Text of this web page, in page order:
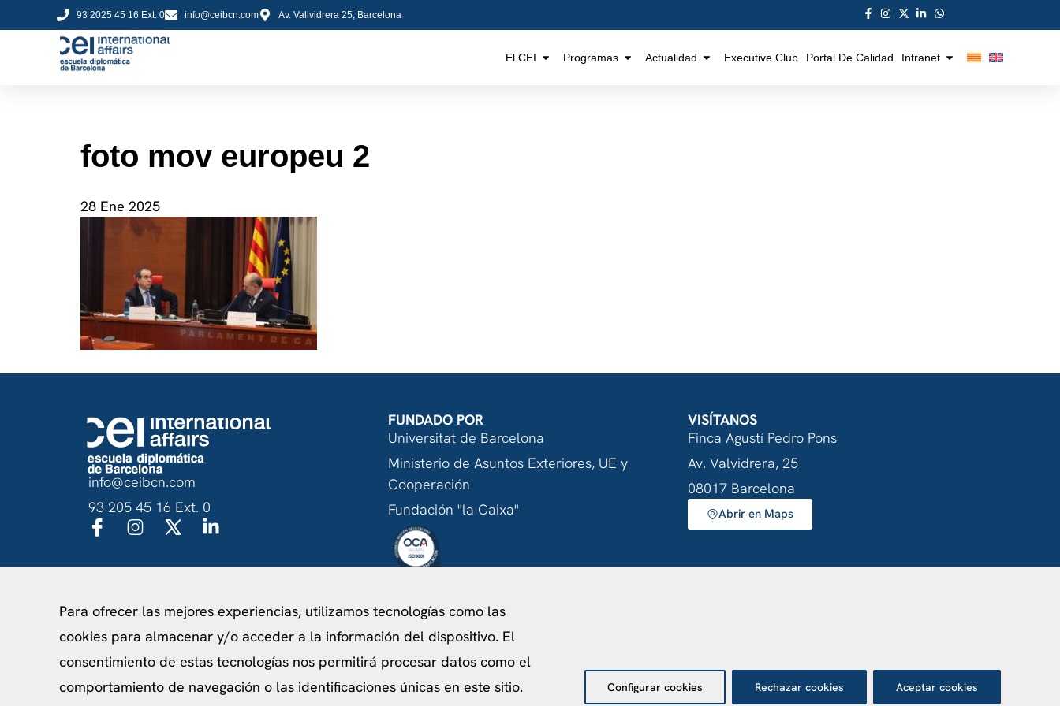
93 2025 45 16 Ext. 0 info@ceibcn.com Av. Vallvidrera 25, Barcelona
El CEI Programas Actualidad Executive Club Portal De Calidad Intranet
foto mov europeu 2
28 Ene 2025
info@ceibcn.com
93 205 45 16 Ext. 0
FUNDADO POR
Universitat de Barcelona
Ministerio de Asuntos Exteriores, UE y
Cooperación
Fundación "la Caixa"
VISÍTANOS
Finca Agustí Pedro Pons
Av. Valvidrera, 25
08017 Barcelona
Abrir en Maps
©2026 Centro de Estudios Internacionales
Para ofrecer las mejores experiencias, utilizamos tecnologías como las
cookies para almacenar y/o acceder a la información del dispositivo. El
consentimiento de estas tecnologías nos permitirá procesar datos como el
comportamiento de navegación o las identificaciones únicas en este sitio.
Configurar cookies Rechazar cookies Aceptar cookies